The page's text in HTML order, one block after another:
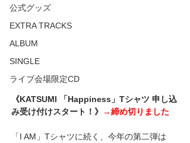
公式グッズ
EXTRA TRACKS
ALBUM
SINGLE
ライブ会場限定CD
《KATSUMI 「Happiness」Tシャツ 申し込
み受け付けスタート！》 →締め切りました
「I AM」Tシャツに続く、今年の第二弾は